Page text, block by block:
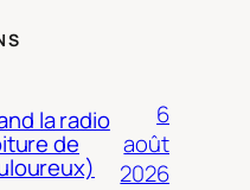
la radio
de
6
août
2026